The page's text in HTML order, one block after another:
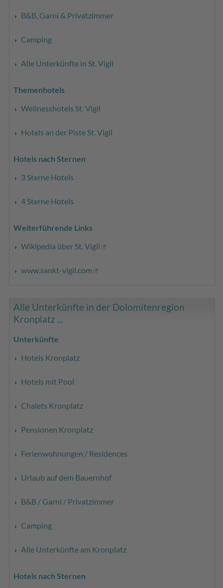
B&B, Garni & Privatzimmer
Camping
Alle Unterkünfte in St. Vigil
Themenhotels
Wellnesshotels St. Vigil
Hotels an der Piste St. Vigil
Hotels nach Sternen
3 Sterne Hotels
4 Sterne Hotels
Weiterführende Links
Wikipedia über St. Vigil
www.sankt-vigil.com
Alle Unterkünfte in der Dolomitenregion
Kronplatz ...
Unterkünfte
Hotels Kronplatz
Hotels mit Pool
Chalets Kronplatz
Pensionen Kronplatz
Ferienwohnungen / Residences
Urlaub auf dem Bauernhof
B&B / Garni / Privatzimmer
Camping
Alle Unterkünfte am Kronplatz
Hotels nach Sternen